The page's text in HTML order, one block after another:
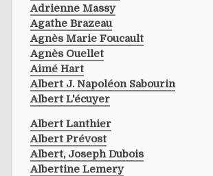
Adrienne Massy
Agathe Brazeau
Agnès Marie Foucault
Agnès Ouellet
Aimé Hart
Albert J. Napoléon Sabourin
Albert L'écuyer
Albert Lanthier
Albert Prévost
Albert, Joseph Dubois
Albertine Lemery